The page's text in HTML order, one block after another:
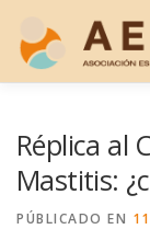
contenido
Réplica al
Mastitis:
PÚBLICADO EN